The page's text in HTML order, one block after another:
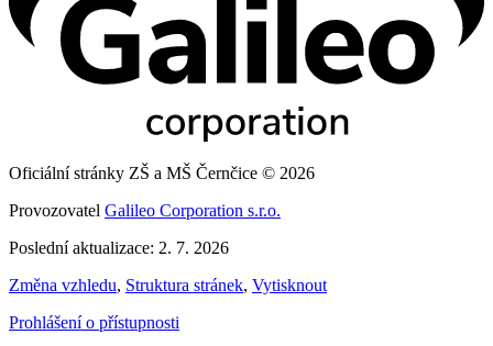
Oficiální stránky ZŠ a MŠ Černčice © 2026
Provozovatel Galileo Corporation s.r.o.
Poslední aktualizace: 2. 7. 2026
Změna vzhledu, Struktura stránek, Vytisknout
Prohlášení o přístupnosti